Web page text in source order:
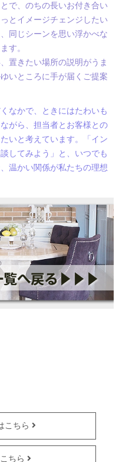
で、のちの長いお付き合い
とイメージチェンジしたい
同じシーンを思い浮かべな
す。
置きたい場所の説明がうま
いところに手が届くご提案
なかで、ときにはたわいも
がら、担当者とお客様との
いと考えています。「イン
してみよう」と、いつでも
温かい関係が私たちの理想
こちら
こちら